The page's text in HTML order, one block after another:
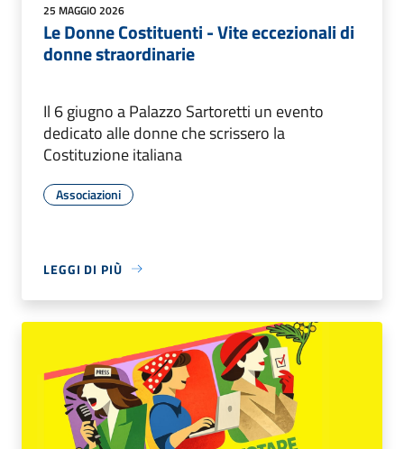
25 MAGGIO 2026
Le Donne Costituenti - Vite eccezionali di
donne straordinarie
Il 6 giugno a Palazzo Sartoretti un evento
dedicato alle donne che scrissero la
Costituzione italiana
Associazioni
LEGGI DI PIÙ